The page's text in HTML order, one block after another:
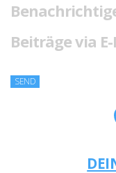
Beiträge via